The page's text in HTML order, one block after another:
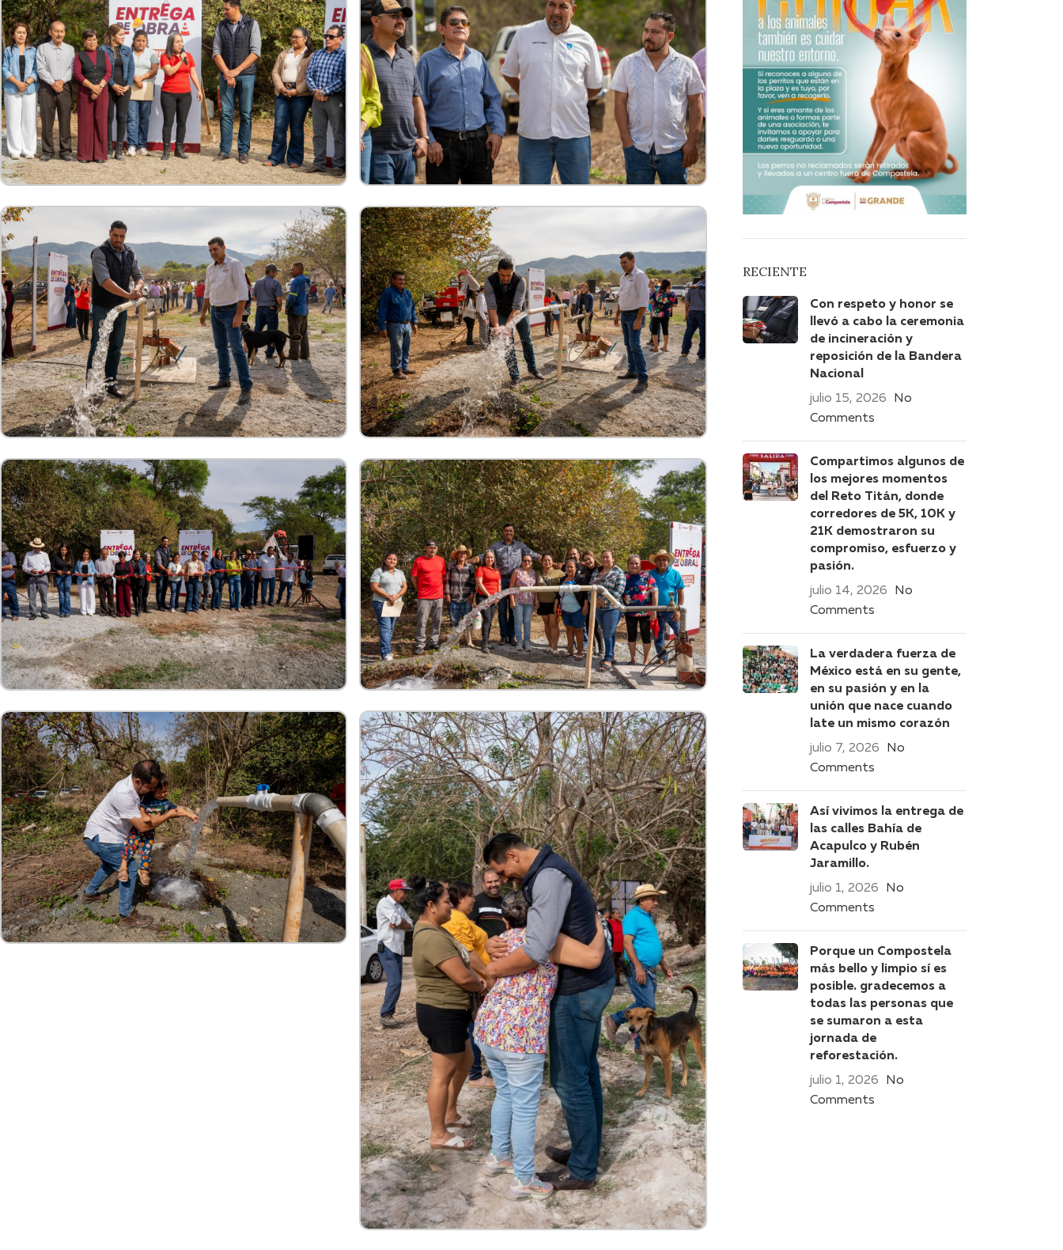
RECIENTE
Con respeto y honor se
llevó a cabo la ceremonia
de incineración y
reposición de la Bandera
Nacional
julio 15, 2026
No
Comments
Compartimos algunos de
los mejores momentos
del Reto Titán, donde
corredores de 5K, 10K y
21K demostraron su
compromiso, esfuerzo y
pasión.
julio 14, 2026
No
Comments
La verdadera fuerza de
México está en su gente,
en su pasión y en la
unión que nace cuando
late un mismo corazón
julio 7, 2026
No
Comments
Así vivimos la entrega de
las calles Bahía de
Acapulco y Rubén
Jaramillo.
julio 1, 2026
No
Comments
Porque un Compostela
más bello y limpio sí es
posible. gradecemos a
todas las personas que
se sumaron a esta
jornada de
reforestación.
julio 1, 2026
No
Comments